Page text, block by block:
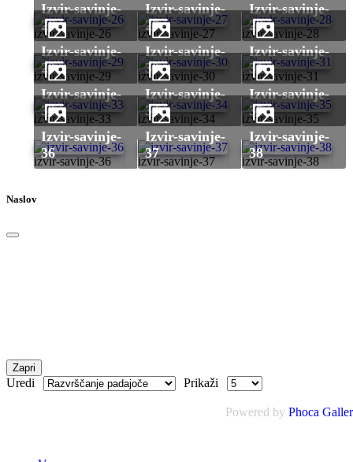
izvir-savinje-26
izvir-savinje-
26
izvir-savinje-27
izvir-savinje-
27
izvir-savinje-28
izvir-savinje-
28
izvir-savinje-29
izvir-savinje-
29
izvir-savinje-30
izvir-savinje-
30
izvir-savinje-31
izvir-savinje-
31
izvir-savinje-33
izvir-savinje-
33
izvir-savinje-34
izvir-savinje-
34
izvir-savinje-35
izvir-savinje-
35
izvir-savinje-36
izvir-savinje-
36
izvir-savinje-37
izvir-savinje-
37
izvir-savinje-38
izvir-savinje-
38
Naslov
Zapri
Uredi Prikaži
Powered by Phoca